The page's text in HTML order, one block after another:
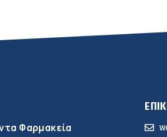
Φαρμακεία